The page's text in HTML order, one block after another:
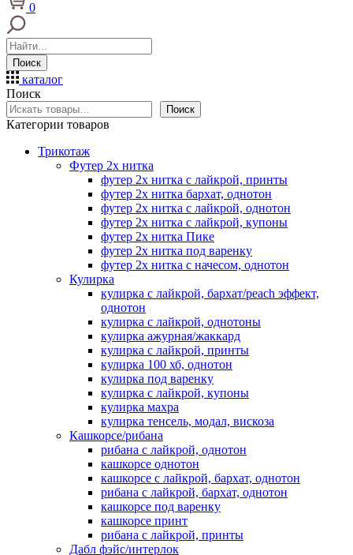
0
Поиск
каталог
Поиск
Поиск
Категории товаров
Трикотаж
Футер 2х нитка
футер 2х нитка с лайкрой, принты
футер 2х нитка бархат, однотон
футер 2х нитка с лайкрой, однотон
футер 2х нитка с лайкрой, купоны
футер 2х нитка Пике
футер 2х нитка под варенку
футер 2х нитка с начесом, однотон
Кулирка
кулирка с лайкрой, бархат/peach эффект,
однотон
кулирка с лайкрой, однотоны
кулирка ажурная/жаккард
кулирка с лайкрой, принты
кулирка 100 хб, однотон
кулирка под варенку
кулирка с лайкрой, купоны
кулирка махра
кулирка тенсель, модал, вискоза
Кашкорсе/рибана
рибана с лайкрой, однотон
кашкорсе однотон
кашкорсе с лайкрой, бархат, однотон
рибана с лайкрой, бархат, однотон
кашкорсе под варенку
кашкорсе принт
рибана с лайкрой, принты
Дабл фэйс/интерлок